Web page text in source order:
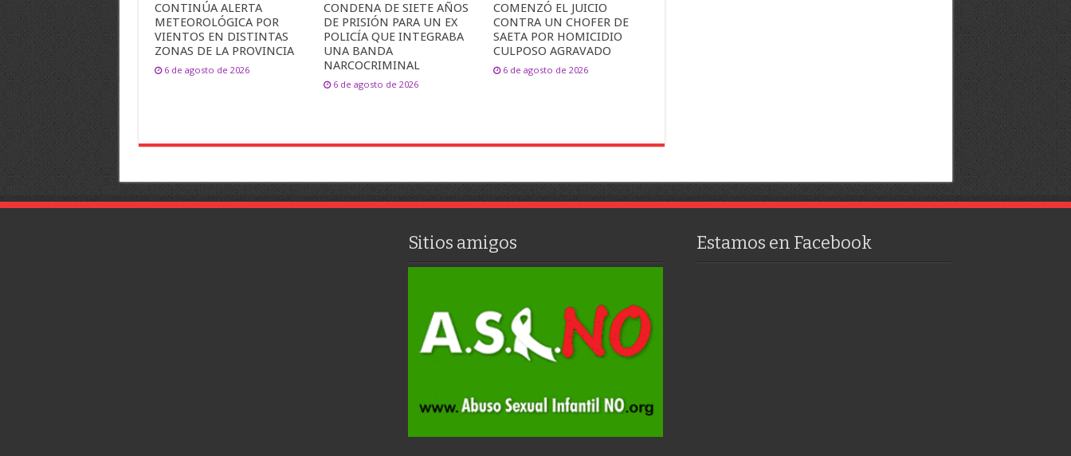
CONTINÚA ALERTA
METEOROLÓGICA POR
VIENTOS EN DISTINTAS
ZONAS DE LA PROVINCIA
6 de agosto de 2026
CONDENA DE SIETE AÑOS
DE PRISIÓN PARA UN EX
POLICÍA QUE INTEGRABA
UNA BANDA
NARCOCRIMINAL
6 de agosto de 2026
COMENZÓ EL JUICIO
CONTRA UN CHOFER DE
SAETA POR HOMICIDIO
CULPOSO AGRAVADO
6 de agosto de 2026
Sitios amigos Estamos en Facebook